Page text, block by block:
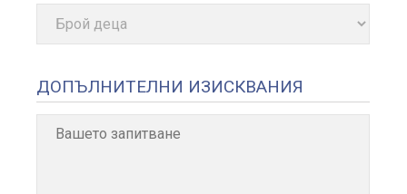
ДОПЪЛНИТЕЛНИ ИЗИСКВАНИЯ